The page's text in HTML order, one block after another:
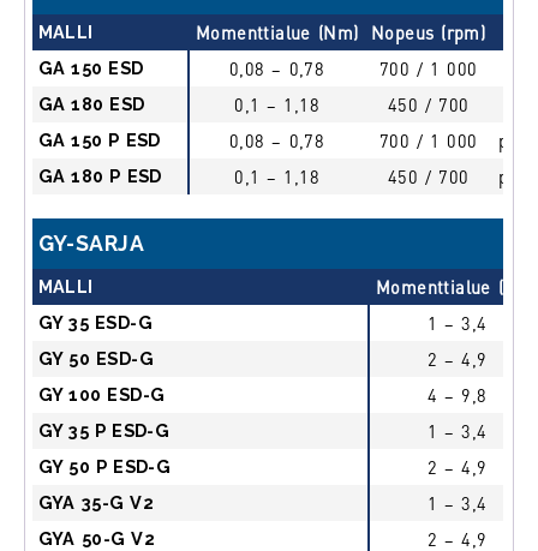
MALLI Momenttialue (Nm) Nopeus (rpm)
GA 150 ESD 0,08 – 0,78 700 / 1 000
GA 180 ESD 0,1 – 1,18 450 / 700
GA 150 P ESD 0,08 – 0,78 700 / 1 000
GA 180 P ESD 0,1 – 1,18 450 / 700
GY-SARJA
MALLI Momenttialue (Nm)
GY 35 ESD-G 1 – 3,4
GY 50 ESD-G 2 – 4,9
GY 100 ESD-G 4 – 9,8
GY 35 P ESD-G 1 – 3,4
GY 50 P ESD-G 2 – 4,9
GYA 35-G V2 1 – 3,4
GYA 50-G V2 2 – 4,9